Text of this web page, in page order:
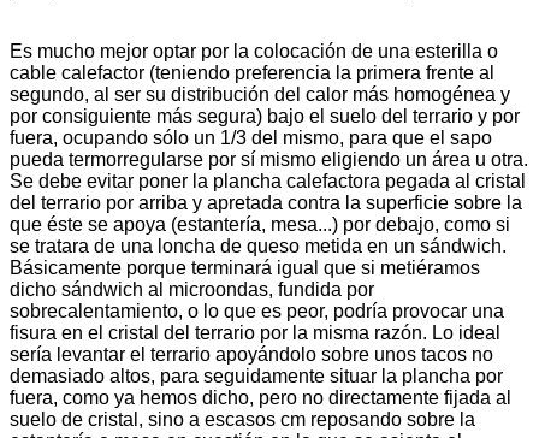
Es mucho mejor optar por la colocación de una esterilla o
cable calefactor (teniendo preferencia la primera frente al
segundo, al ser su distribución del calor más homogénea y
por consiguiente más segura) bajo el suelo del terrario y por
fuera, ocupando sólo un 1/3 del mismo, para que el sapo
pueda termorregularse por sí mismo eligiendo un área u otra.
Se debe evitar poner la plancha calefactora pegada al cristal
del terrario por arriba y apretada contra la superficie sobre la
que éste se apoya (estantería, mesa...) por debajo, como si
se tratara de una loncha de queso metida en un sándwich.
Básicamente porque terminará igual que si metiéramos
dicho sándwich al microondas, fundida por
sobrecalentamiento, o lo que es peor, podría provocar una
fisura en el cristal del terrario por la misma razón. Lo ideal
sería levantar el terrario apoyándolo sobre unos tacos no
demasiado altos, para seguidamente situar la plancha por
fuera, como ya hemos dicho, pero no directamente fijada al
suelo de cristal, sino a escasos cm reposando sobre la